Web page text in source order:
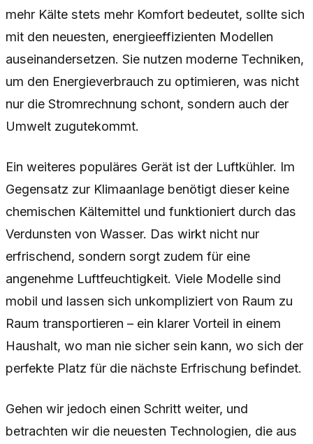
mehr Kälte stets mehr Komfort bedeutet, sollte sich
mit den neuesten, energieeffizienten Modellen
auseinandersetzen. Sie nutzen moderne Techniken,
um den Energieverbrauch zu optimieren, was nicht
nur die Stromrechnung schont, sondern auch der
Umwelt zugutekommt.
Ein weiteres populäres Gerät ist der Luftkühler. Im
Gegensatz zur Klimaanlage benötigt dieser keine
chemischen Kältemittel und funktioniert durch das
Verdunsten von Wasser. Das wirkt nicht nur
erfrischend, sondern sorgt zudem für eine
angenehme Luftfeuchtigkeit. Viele Modelle sind
mobil und lassen sich unkompliziert von Raum zu
Raum transportieren – ein klarer Vorteil in einem
Haushalt, wo man nie sicher sein kann, wo sich der
perfekte Platz für die nächste Erfrischung befindet.
Gehen wir jedoch einen Schritt weiter, und
betrachten wir die neuesten Technologien, die aus